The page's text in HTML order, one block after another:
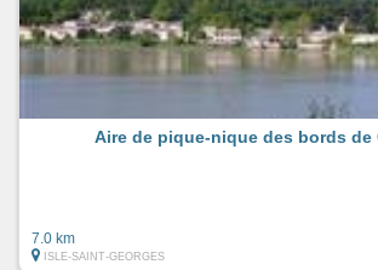
Aire de pique-nique des bords de
7.0 km
ISLE-SAINT-GEORGES